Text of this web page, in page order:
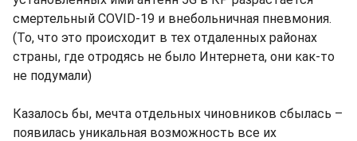
смертельный COVID-19 и внебольничная пневмония.
(То, что это происходит в тех отдаленных районах
страны, где отродясь не было Интернета, они как-то
не подумали)
Казалось бы, мечта отдельных чиновников сбылась –
появилась уникальная возможность все их